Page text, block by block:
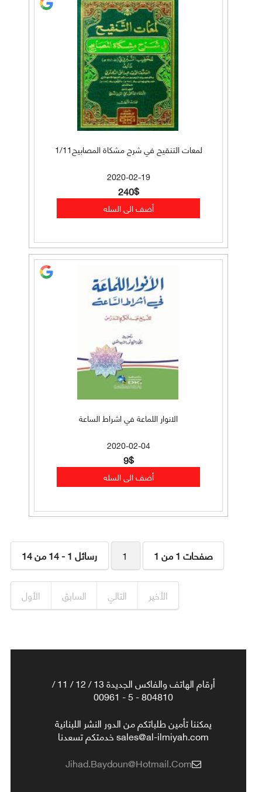
لمعات التنقيح في شرح مشكاة المصابيح1/11
2020-02-19
240$
الانوار اللماعة في اشراط الساعة
2020-02-04
9$
رسائل 1 - 14 من 14 1 صفحات 1 من 1
الأول السابق التالي الأخير
أرقام الهاتف والفاكس الجديدة 13 / 12 / 11 /
804810 - 5 - 00961
يمكننا تأمين طلباتكم من الدور النشر اللبنانية
sales@al-ilmiyah.com خدمتكم تسعدنا
Jihad.baydoun@hotmail.com